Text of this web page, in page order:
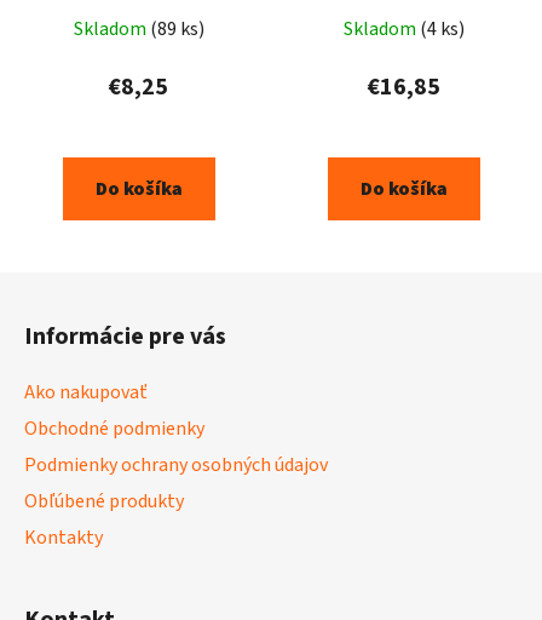
Skladom (89 ks)
€8,25
Do košíka
Skladom (4 ks)
€16,85
Do košíka
Informácie pre vás
Ako nakupovať
Obchodné podmienky
Podmienky ochrany osobných údajov
Obľúbené produkty
Kontakty